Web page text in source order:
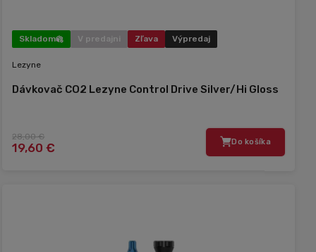
Skladom V predajni Zľava Výpredaj
Lezyne
Dávkovač CO2 Lezyne Control Drive Silver/Hi Gloss
28,00 €
19,60 € Do košíka